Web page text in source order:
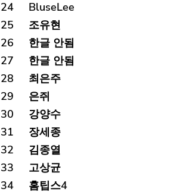
24
BluseLee
25
조유현
26
한글 안됨
27
한글 안됨
28
최은주
29
은쥐
30
강양수
31
장세종
32
김종열
33
고상균
34
홈팁스4